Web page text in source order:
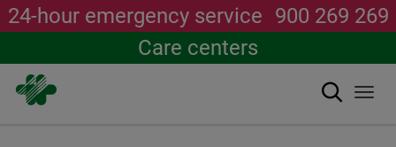
24-hour emergency service 900 269 269
Care centers
Search